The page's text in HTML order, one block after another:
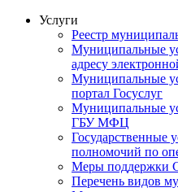
Услуги
Реестр
Муниципальные
адресу
Муниципальные
портал Госуслуг
Муниципальные
ГБУ МФЦ
Государственные
полномочий по
Меры поддержки
Перечень видов